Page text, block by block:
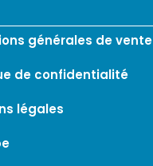
générales de vente
de confidentialité
légales